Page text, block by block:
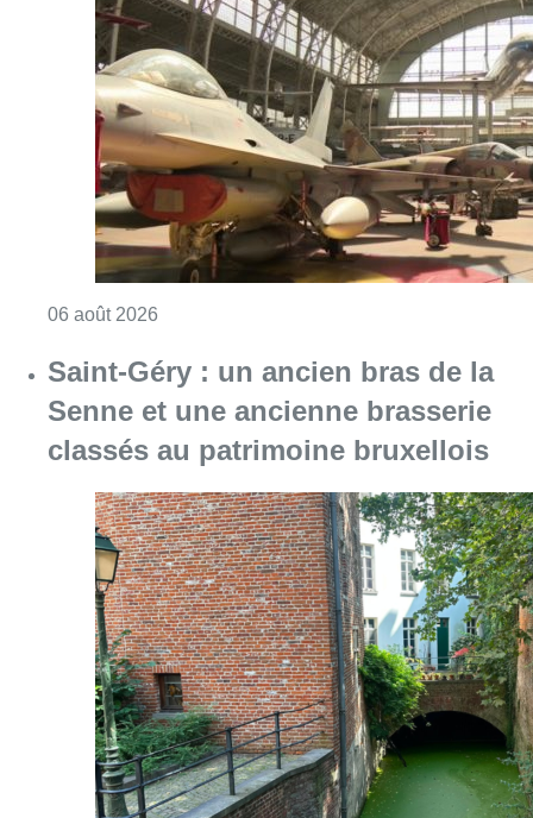
06 août 2026
Saint-Géry : un ancien bras de la
Senne et une ancienne brasserie
classés au patrimoine bruxellois